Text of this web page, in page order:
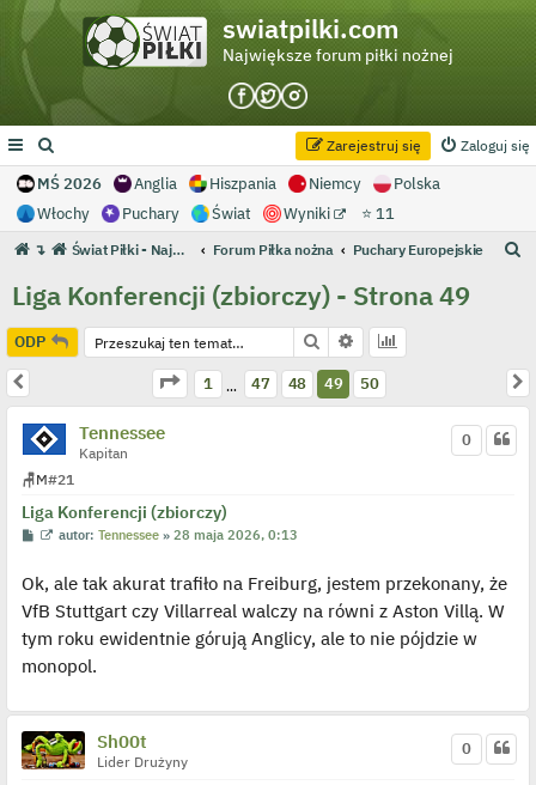
swiatpilki.com
Największe forum piłki nożnej
Zaloguj się
Zarejestruj się
MŚ 2026 Anglia Hiszpania Niemcy
Polska
Włochy
Puchary Świat Wyniki ⭐ 11
↴ Świat Piłki - Największe forum piłki nożnej Forum Piłka nożna Puchary Europejskie
j
Liga Konferencji (zbiorczy) - Strona 49
ODP Szukaj Wyszukiwanie
Strona
z50
1 … 47 48 49 50
Tennessee
Kapitan
🪑M#21
Liga Konferencji (zbiorczy)
0
P
t
W
w
e
o
d
y
n
c
autor:Tennessee »28 maja 2026, 0:13
Ok, ale tak akurat trafiło na Freiburg, jestem przekonany, że
VfB Stuttgart czy Villarreal walczy na równi z Aston Villą. W
tym roku ewidentnie górują Anglicy, ale to nie pójdzie w
monopol.
Sh00t
Lider Drużyny
0